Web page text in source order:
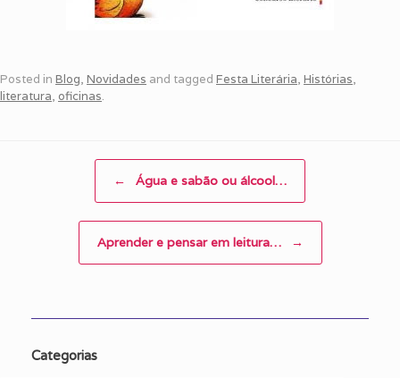
Posted in Blog, Novidades and tagged Festa Literária, Histórias,
literatura, oficinas.
← Água e sabão ou álcool…
Aprender e pensar em leitura… →
Categorias